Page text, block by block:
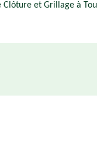
Clôture et Grillage à